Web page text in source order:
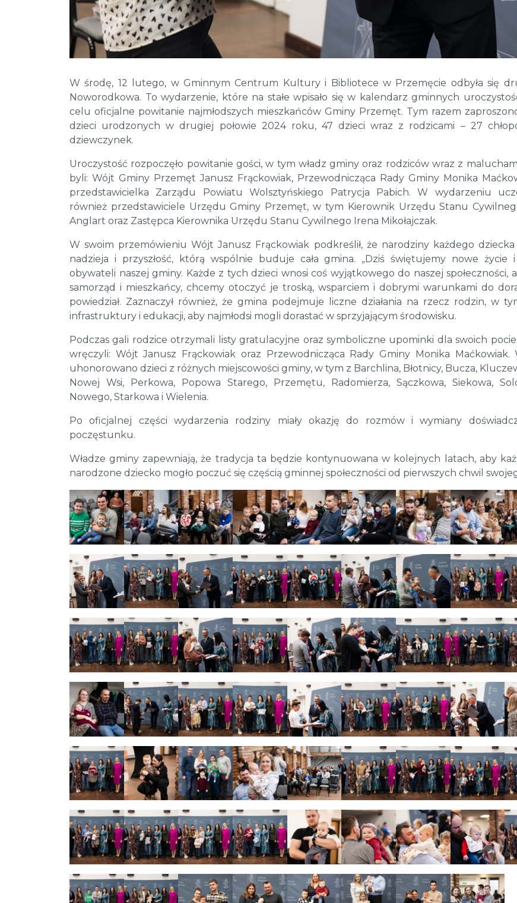
W środę, 12 lutego, w Gminnym Centrum Kultury i Bibliotece w Przemęcie odbyła się
Noworodkowa. To wydarzenie, które na stałe wpisało się w kalendarz gminnych
celu oficjalne powitanie najmłodszych mieszkańców Gminy Przemęt. Tym razem
dzieci urodzonych w drugiej połowie 2024 roku, 47 dzieci wraz z rodzicami – 27
dziewczynek.
Uroczystość rozpoczęło powitanie gości, w tym władz gminy oraz rodziców wraz z
byli: Wójt Gminy Przemęt Janusz Frąckowiak, Przewodnicząca Rady Gminy Monika
przedstawicielka Zarządu Powiatu Wolsztyńskiego Patrycja Pabich. W wydarzeniu
również przedstawiciele Urzędu Gminy Przemęt, w tym Kierownik Urzędu Stanu
Anglart oraz Zastępca Kierownika Urzędu Stanu Cywilnego Irena Mikołajczak.
W swoim przemówieniu Wójt Janusz Frąckowiak podkreślił, że narodziny każdego
nadzieja i przyszłość, którą wspólnie buduje cała gmina. „Dziś świętujemy nowe życie
obywateli naszej gminy. Każde z tych dzieci wnosi coś wyjątkowego do naszej społeczności,
samorząd i mieszkańcy, chcemy otoczyć je troską, wsparciem i dobrymi warunkami do
powiedział. Zaznaczył również, że gmina podejmuje liczne działania na rzecz rodzin, w
infrastruktury i edukacji, aby najmłodsi mogli dorastać w sprzyjającym środowisku.
Podczas gali rodzice otrzymali listy gratulacyjne oraz symboliczne upominki dla swoich
wręczyli: Wójt Janusz Frąckowiak oraz Przewodnicząca Rady Gminy Monika Maćkowiak.
uhonorowano dzieci z różnych miejscowości gminy, w tym z Barchlina, Błotnicy, Bucza,
Nowej Wsi, Perkowa, Popowa Starego, Przemętu, Radomierza, Sączkowa, Siekowa,
Nowego, Starkowa i Wielenia.
Po oficjalnej części wydarzenia rodziny miały okazję do rozmów i wymiany
poczęstunku.
Władze gminy zapewniają, że tradycja ta będzie kontynuowana w kolejnych latach, aby
narodzone dziecko mogło poczuć się częścią gminnej społeczności od pierwszych chwil